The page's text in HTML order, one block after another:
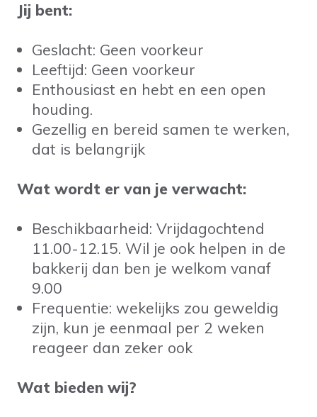
Jij bent:
Geslacht: Geen voorkeur
Leeftijd: Geen voorkeur
Enthousiast en hebt en een open
houding.
Gezellig en bereid samen te werken,
dat is belangrijk
Wat wordt er van je verwacht:
Beschikbaarheid: Vrijdagochtend
11.00-12.15. Wil je ook helpen in de
bakkerij dan ben je welkom vanaf
9.00
Frequentie: wekelijks zou geweldig
zijn, kun je eenmaal per 2 weken
reageer dan zeker ook
Wat bieden wij?